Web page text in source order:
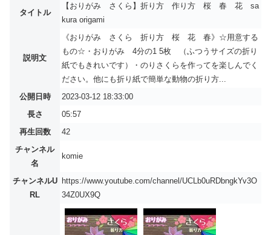
タイトル
【おりがみ さくら】折り方 作り方 桜 春 花 sa
kura origami
説明文
《おりがみ さくら 折り方 桜 花 春》☆用意する
もの☆・おりがみ 4分の1 5枚 （ふつうサイズの折り
紙でもきれいです）・のりさくらを作ってを楽しんでく
ださい。他にも折り紙で簡単な動物の折り方...
公開日時
2023-03-12 18:33:00
長さ
05:57
再生回数
42
チャンネル
名
komie
チャンネルU
RL
https://www.youtube.com/channel/UCLb0uRDbngkYv3O
34Z0UX9Q